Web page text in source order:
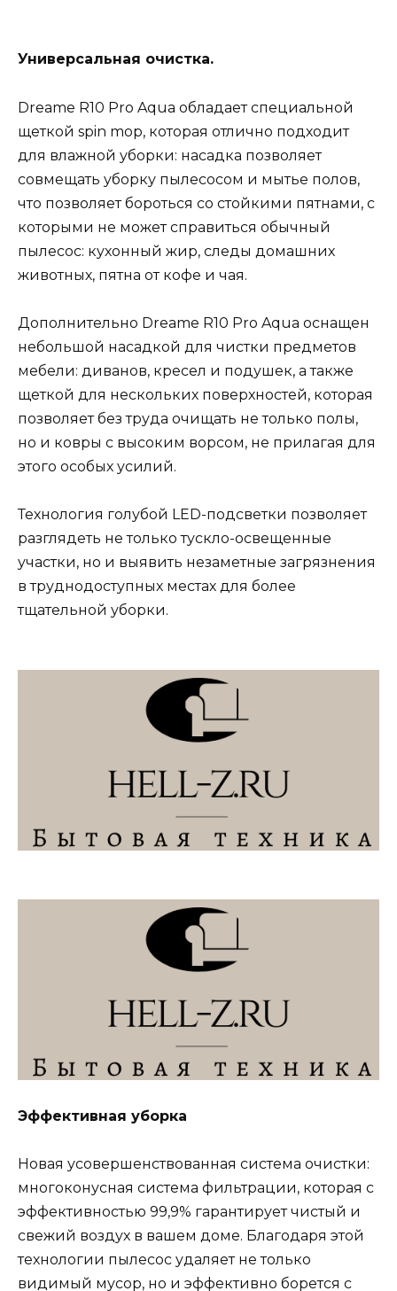
Универсальная очистка.
Dreame R10 Pro Aqua обладает специальной
щеткой spin mop, которая отлично подходит
для влажной уборки: насадка позволяет
совмещать уборку пылесосом и мытье полов,
что позволяет бороться со стойкими пятнами, с
которыми не может справиться обычный
пылесос: кухонный жир, следы домашних
животных, пятна от кофе и чая.
Дополнительно Dreame R10 Pro Aqua оснащен
небольшой насадкой для чистки предметов
мебели: диванов, кресел и подушек, а также
щеткой для нескольких поверхностей, которая
позволяет без труда очищать не только полы,
но и ковры с высоким ворсом, не прилагая для
этого особых усилий.
Технология голубой LED-подсветки позволяет
разглядеть не только тускло-освещенные
участки, но и выявить незаметные загрязнения
в труднодоступных местах для более
тщательной уборки.
Эффективная уборка
Новая усовершенствованная система очистки:
многоконусная система фильтрации, которая с
эффективностью 99,9% гарантирует чистый и
свежий воздух в вашем доме. Благодаря этой
технологии пылесос удаляет не только
видимый мусор, но и эффективно борется с